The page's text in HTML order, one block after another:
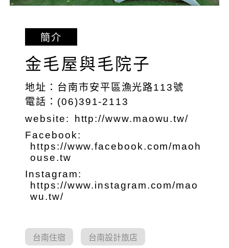
簡介
金毛屋與毛院子
地址：台南市安平區漁光路113號
電話：(06)391-2113
website:
http://www.maowu.tw/
Facebook:
https://www.facebook.com/maoh
ouse.tw
Instagram:
https://www.instagram.com/mao
wu.tw/
台南住宿 台南設計旅店